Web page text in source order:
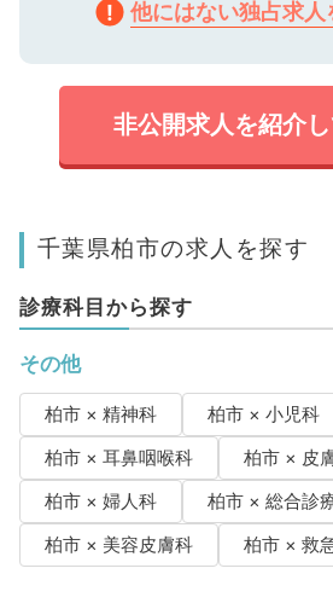
他にはない独占求人
非公開求人を紹介
千葉県柏市の求人を探す
診療科目から探す
その他
柏市 × 精神科 柏市 × 小児科
柏市 × 耳鼻咽喉科
柏市 × 皮
柏市 × 婦人科
柏市 × 総合診
柏市 × 美容皮膚科
柏市 × 救